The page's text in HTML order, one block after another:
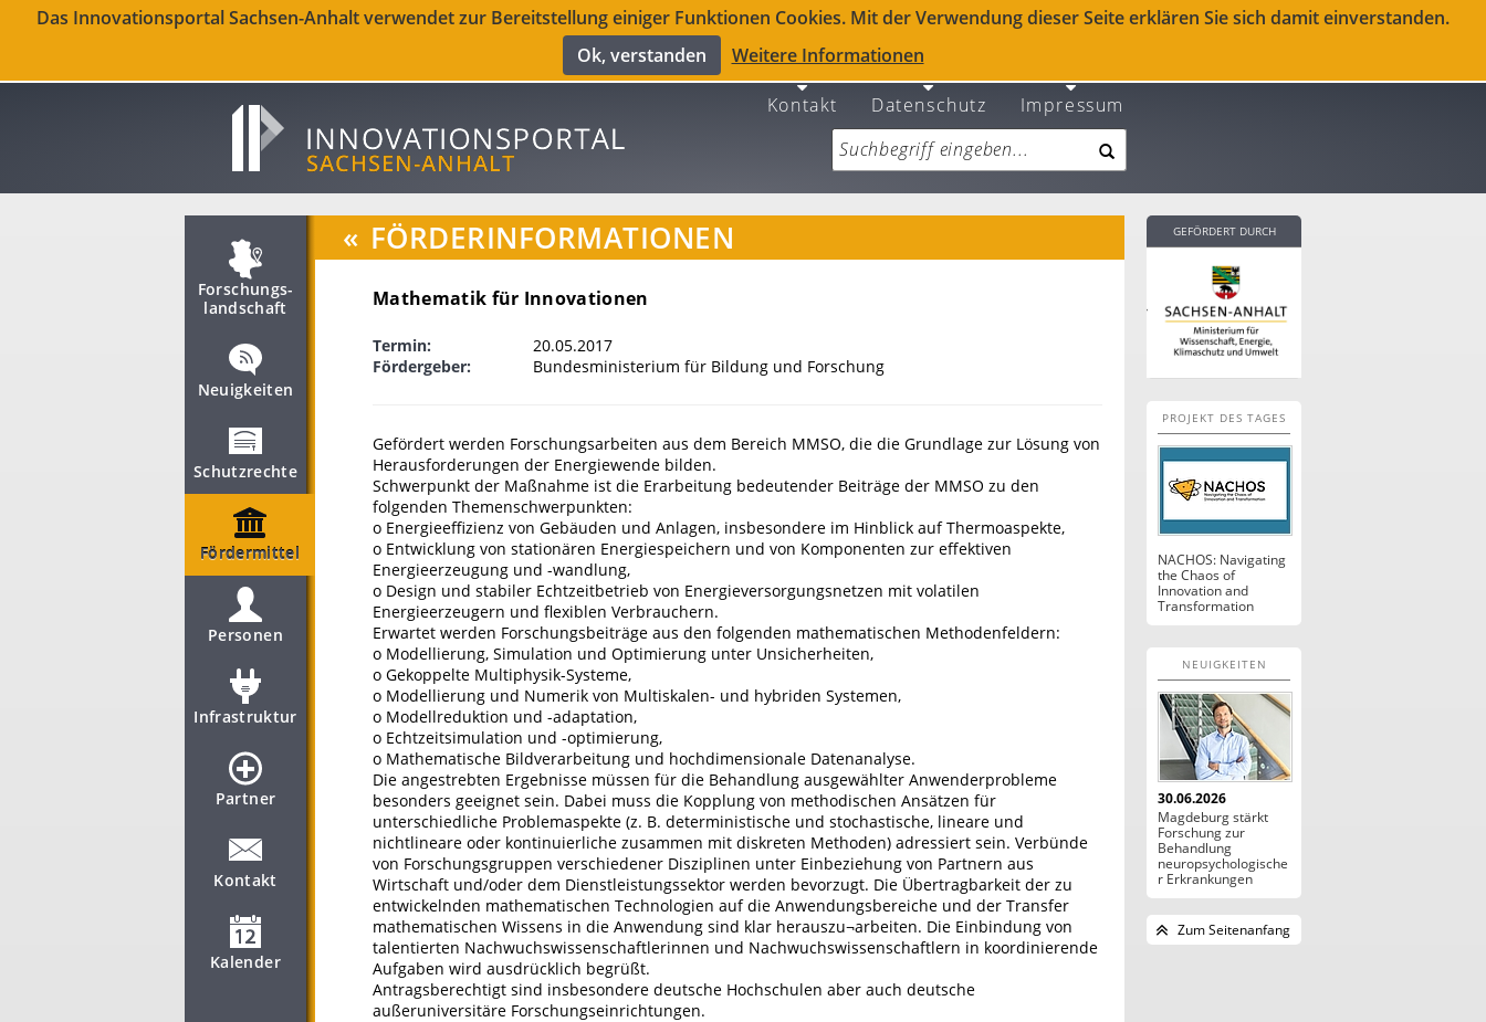
Das Innovationsportal Sachsen-Anhalt verwendet zur Bereitstellung einiger Funktionen Cookies. Mit der Verwendung dieser Seite erklären Sie sich damit einverstanden.
Ok, verstanden
Weitere Informationen
Kontakt Datenschutz Impressum
Forschungs­
landschaft
Neuigkeiten
Schutzrechte
Fördermittel
Personen
Infrastruktur
Partner
Kontakt
Kalender
« FÖRDERINFORMATIONEN
Mathematik für Innovationen
Termin:
20.05.2017
Fördergeber:
Bundesministerium für Bildung und Forschung
Gefördert werden Forschungsarbeiten aus dem Bereich MMSO, die die Grundlage zur Lösung von
Herausforderungen der Energiewende bilden.
Schwerpunkt der Maßnahme ist die Erarbeitung bedeutender Beiträge der MMSO zu den
folgenden Themenschwerpunkten:
o Energieeffizienz von Gebäuden und Anlagen, insbesondere im Hinblick auf Thermoaspekte,
o Entwicklung von stationären Energiespeichern und von Komponenten zur effektiven
Energieerzeugung und -wandlung,
o Design und stabiler Echtzeitbetrieb von Energieversorgungsnetzen mit volatilen
Energieerzeugern und flexiblen Verbrauchern.
Erwartet werden Forschungsbeiträge aus den folgenden mathematischen Methodenfeldern:
o Modellierung, Simulation und Optimierung unter Unsicherheiten,
o Gekoppelte Multiphysik-Systeme,
o Modellierung und Numerik von Multiskalen- und hybriden Systemen,
o Modellreduktion und -adaptation,
o Echtzeitsimulation und -optimierung,
o Mathematische Bildverarbeitung und hochdimensionale Datenanalyse.
Die angestrebten Ergebnisse müssen für die Behandlung ausgewählter Anwenderprobleme
besonders geeignet sein. Dabei muss die Kopplung von methodischen Ansätzen für
unterschiedliche Problemaspekte (z. B. deterministische und stochastische, lineare und
nichtlineare oder kontinuierliche zusammen mit diskreten Methoden) adressiert sein. Verbünde
von Forschungsgruppen verschiedener Disziplinen unter Einbeziehung von Partnern aus
Wirtschaft und/oder dem Dienstleistungssektor werden bevorzugt. Die Übertragbarkeit der zu
entwickelnden mathematischen Technologien auf die Anwendungsbereiche und der Transfer
mathematischen Wissens in die Anwendung sind klar herauszu¬arbeiten. Die Einbindung von
talentierten Nachwuchswissenschaftlerinnen und Nachwuchswissenschaftlern in koordinierende
Aufgaben wird ausdrücklich begrüßt.
Antragsberechtigt sind insbesondere deutsche Hochschulen aber auch deutsche
außeruniversitäre Forschungseinrichtungen.
GEFÖRDERT DURCH
PROJEKT DES TAGES
NACHOS: Navigating
the Chaos of
Innovation and
Transformation
NEUIGKEITEN
30.06.2026
Magdeburg stärkt
Forschung zur
Behandlung
neuropsychologische
r Erkrankungen
Zum Seitenanfang